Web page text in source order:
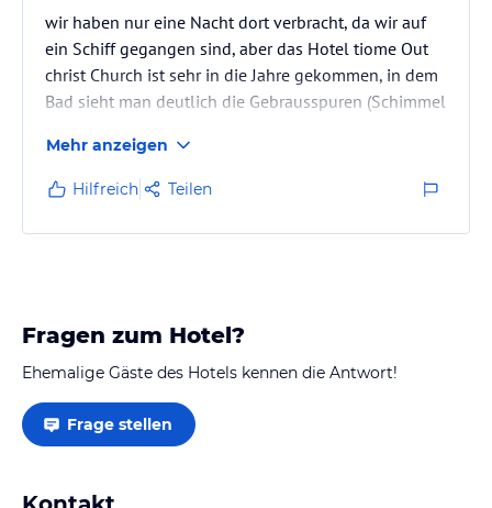
wir haben nur eine Nacht dort verbracht, da wir auf
ein Schiff gegangen sind, aber das Hotel tiome Out
christ Church ist sehr in die Jahre gekommen, in dem
Bad sieht man deutlich die Gebrausspuren (Schimmel
(Klimaanlage, Kühlschrank, Geräusche Flur) eher laut,
im Bad ist ein Fenster offen, lies sich nicht schließen.
Das im Preis beinhaltete Frühstück (Buffetform) war
lachhaft. Es bestand auf Toastbrot, abgepackter
Mehr anzeigen
Hilfreich Teilen
Fragen zum Hotel?
Ehemalige Gäste des Hotels kennen die Antwort!
Frage stellen